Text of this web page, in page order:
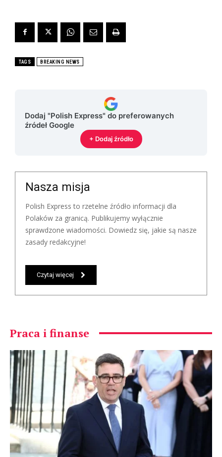
TAGS BREAKING NEWS
Dodaj "Polish Express" do preferowanych
źródeł Google
+ Dodaj źródło
Nasza misja
Polish Express to rzetelne źródło informacji dla
Polaków za granicą. Publikujemy wyłącznie
sprawdzone wiadomości. Dowiedz się, jakie są nasze
zasady redakcyjne!
Czytaj więcej
Praca i finanse